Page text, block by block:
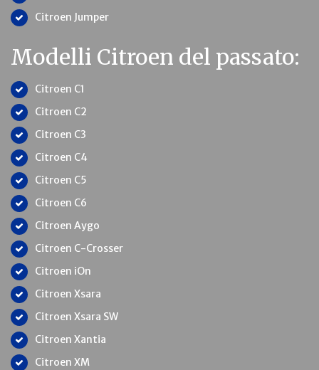
Citroen Jumper
Modelli Citroen del passato:
Citroen C1
Citroen C2
Citroen C3
Citroen C4
Citroen C5
Citroen C6
Citroen Aygo
Citroen C-Crosser
Citroen iOn
Citroen Xsara
Citroen Xsara SW
Citroen Xantia
Citroen XM